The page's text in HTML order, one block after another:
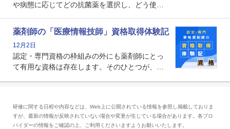
や病態に応じてどの抗菌薬を選択し、どう使っ
る薬剤師です。現在、感染防止対策加算の施設
基準に専任の薬剤師配置が挙げられており、今
後は感染症領域で薬剤師に、より多くの役割が
求められる可能性もあります。
薬剤師の「医療情報技師」資格取得体験記
12月2日
認定・専門資格の枠組みの外にも薬剤師にとっ
て有用な資格は存在します。そのひとつが、
とは、病院薬剤師を中心に大きな武器になりま
す。
研修に関する日程や内容などは、Web上に公開されている情報を参照し掲載しておりま
すが、最新の情報が反映されていない場合や変更が生じている場合があります。各プロ
バイダーの情報をご確認の上、ご利用くださいますようお願いいたします。